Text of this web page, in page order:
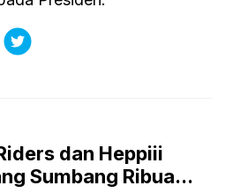
dan Heppiii
Sumbang Ribua...